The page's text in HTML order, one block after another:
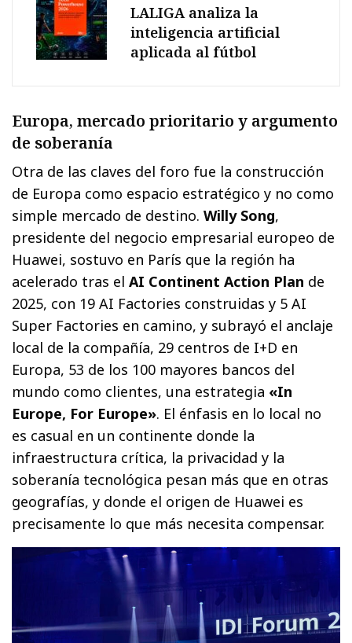
LALIGA analiza la
inteligencia artificial
aplicada al fútbol
Europa, mercado prioritario y argumento
de soberanía
Otra de las claves del foro fue la construcción
de Europa como espacio estratégico y no como
simple mercado de destino.Willy Song,
presidente del negocio empresarial europeo de
Huawei, sostuvo en París que la región ha
acelerado tras elAI Continent Action Plan de
2025, con 19 AI Factories construidas y 5 AI
Super Factories en camino, y subrayó el anclaje
local de la compañía, 29 centros de I+D en
Europa, 53 de los 100 mayores bancos del
mundo como clientes, una estrategia «In
Europe, For Europe». El énfasis en lo local no
es casual en un continente donde la
infraestructura crítica, la privacidad y la
soberanía tecnológica pesan más que en otras
geografías, y donde el origen de Huawei es
precisamente lo que más necesita compensar.